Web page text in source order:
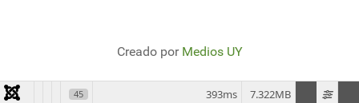
Creado por Medios UY
45 7.322MB
393ms